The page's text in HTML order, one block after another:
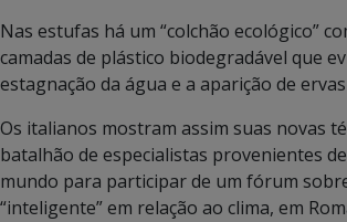
Nas estufas há um “colchão ecológico”
camadas de plástico biodegradável que
estagnação da água e a aparição de
Os italianos mostram assim suas novas
batalhão de especialistas provenientes
mundo para participar de um fórum
“inteligente” em relação ao clima, em